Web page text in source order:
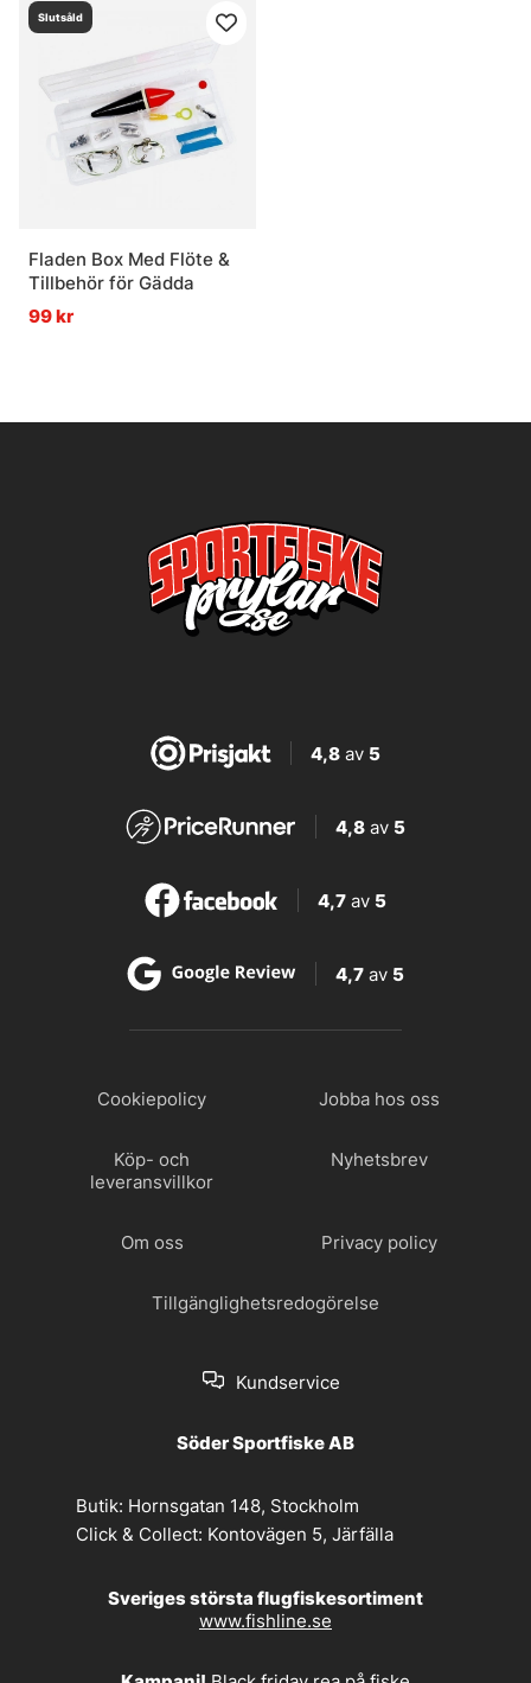
Slutsåld
Fladen Box Med Flöte &
Tillbehör för Gädda
99 kr
4,8av 5
4,8 av 5
4,7 av 5
4,7 av 5
Cookiepolicy Jobba hos oss
Köp- och
leveransvillkor
Nyhetsbrev
Om oss Privacy policy
Tillgänglighetsredogörelse
Kundservice
Söder Sportfiske AB
Butik: Hornsgatan 148, Stockholm
Click & Collect: Kontovägen 5, Järfälla
Sveriges största flugfiskesortiment
www.fishline.se